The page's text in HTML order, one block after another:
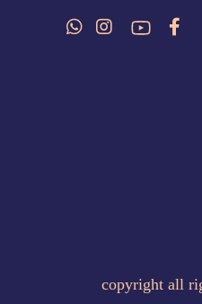
copyright all